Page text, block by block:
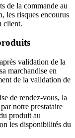
de la commande au
les risques encourus
client.
validation de la
marchandise en
de la validation de
de rendez-vous, la
notre prestataire
produit au
les disponibilités du